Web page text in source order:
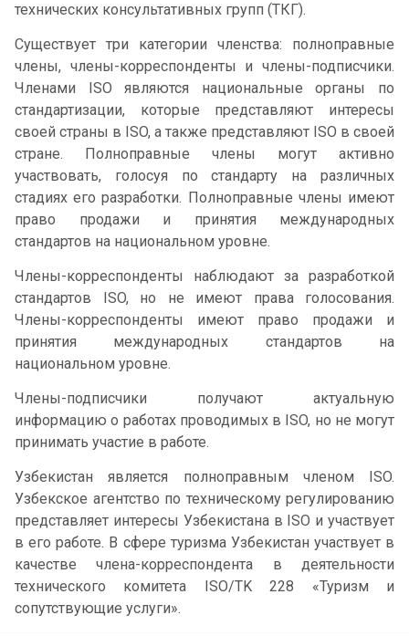
технических консультативных групп (ТКГ).
Существует три категории членства: полноправные
члены, члены-корреспонденты и члены-подписчики.
Членами ISO являются национальные органы по
стандартизации, которые представляют интересы
своей страны в ISO, а также представляют ISO в своей
стране. Полноправные члены могут активно
участвовать, голосуя по стандарту на различных
стадиях его разработки. Полноправные члены имеют
право продажи и принятия международных
стандартов на национальном уровне.
Члены-корреспонденты наблюдают за разработкой
стандартов ISO, но не имеют права голосования.
Члены-корреспонденты имеют право продажи и
принятия международных стандартов на
национальном уровне.
Члены-подписчики получают актуальную
информацию о работах проводимых в ISO, но не могут
принимать участие в работе.
Узбекистан является полноправным членом ISO.
Узбекское агентство по техническому регулированию
представляет интересы Узбекистана в ISO и участвует
в его работе. В сфере туризма Узбекистан участвует в
качестве члена-корреспондента в деятельности
технического комитета ISO/TK 228 «Туризм и
сопутствующие услуги».